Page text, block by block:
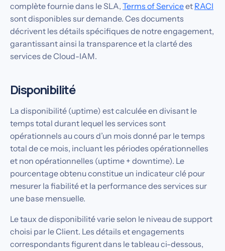
complète fournie dans le SLA, Terms of Serviceet RACI
sont disponibles sur demande. Ces documents
décrivent les détails spécifiques de notre engagement,
garantissant ainsi la transparence et la clarté des
services de Cloud-IAM.
Disponibilité
La disponibilité (uptime) est calculée en divisant le
temps total durant lequel les services sont
opérationnels au cours d’un mois donné par le temps
total de ce mois, incluant les périodes opérationnelles
et non opérationnelles (uptime + downtime). Le
pourcentage obtenu constitue un indicateur clé pour
mesurer la fiabilité et la performance des services sur
une base mensuelle.
Le taux de disponibilité varie selon le niveau de support
choisi par le Client. Les détails et engagements
correspondants figurent dans le tableau ci-dessous,